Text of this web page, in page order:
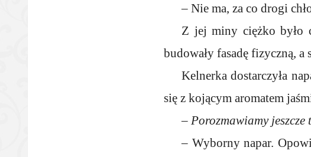
– Nie ma, za co drogi
Z jej miny ciężko było
budowały fasadę fizyczną,
Kelnerka dostarczyła
się z kojącym aromatem
– Porozmawiamy
– Wyborny napar.